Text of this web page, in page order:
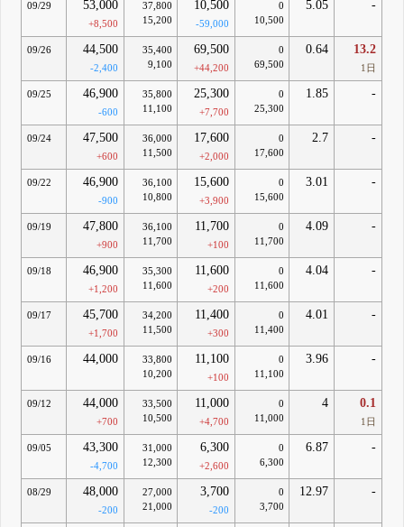
09/29 53,000
+8,500
37,800
15,200
10,500
-59,000
0
10,500
5.05 -
09/26 44,500
-2,400
35,400
9,100
69,500
+44,200
0
69,500
0.64 13.2
1日
09/25 46,900
-600
35,800
11,100
25,300
+7,700
0
25,300
1.85 -
09/24 47,500
+600
36,000
11,500
17,600
+2,000
0
17,600
2.7 -
09/22 46,900
-900
36,100
10,800
15,600
+3,900
0
15,600
3.01 -
09/19 47,800
+900
36,100
11,700
11,700
+100
0
11,700
4.09 -
09/18 46,900
+1,200
35,300
11,600
11,600
+200
0
11,600
4.04 -
09/17 45,700
+1,700
34,200
11,500
11,400
+300
0
11,400
4.01 -
09/16 44,000
33,800
10,200
11,100
+100
0
11,100
3.96 -
09/12 44,000
+700
33,500
10,500
11,000
+4,700
0
11,000
4 0.1
1日
09/05 43,300
-4,700
31,000
12,300
6,300
+2,600
0
6,300
6.87 -
08/29 48,000
-200
27,000
21,000
3,700
-200
0
3,700
12.97 -